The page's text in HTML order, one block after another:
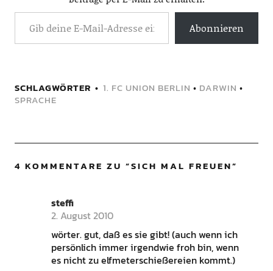
Abonnieren
SCHLAGWÖRTER 1. FC UNION BERLIN • DARWIN •
SPRACHE
4 KOMMENTARE ZU “SICH MAL FREUEN”
steffi
2. August 2010
wörter. gut, daß es sie gibt! (auch wenn ich
persönlich immer irgendwie froh bin, wenn
es nicht zu elfmeterschießereien kommt.)